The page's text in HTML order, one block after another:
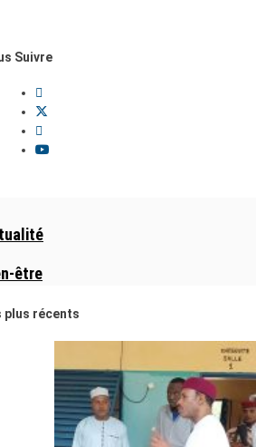
Suivre
être
plus récents